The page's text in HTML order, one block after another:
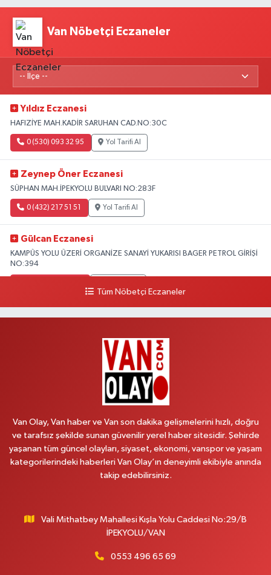
Van Nöbetçi Eczaneler
Yıldız Eczanesi
HAFIZİYE MAH.KADİR SARUHAN CAD.NO:30C
0 (530) 093 32 95 Yol Tarifi Al
Zeynep Öner Eczanesi
SÜPHAN MAH.İPEKYOLU BULVARI NO:283F
0 (432) 217 51 51 Yol Tarifi Al
Gülcan Eczanesi
KAMPÜS YOLU ÜZERİ ORGANİZE SANAYİ YUKARISI BAGER PETROL GİRİŞİ
NO:394
HEKİM HASTANESİ ACİL KARŞISI
Yol Tarifi Al
MAHMUDİYE MAH.ATATÜRK CAD.NO:17B
0 (531) 621 69 65 Yol Tarifi Al
Onay Eczanesi
Yenı Derman Eczanesi
Akdamar Hastanesi Acil yanı. İpekyolu. Hatuniye mahallesi terzioğlu, Eski
Tüm Nöbetçi Eczaneler
Van Olay, Van haber ve Van son dakika gelişmelerini hızlı, doğru
ve tarafsız şekilde sunan güvenilir yerel haber sitesidir. Şehirde
yaşanan tüm güncel olayları, siyaset, ekonomi, vanspor ve yaşam
kategorilerindeki haberleri Van Olay’ın deneyimli ekibiyle anında
takip edebilirsiniz.
Vali Mithatbey Mahallesi Kışla Yolu Caddesi No:29/B
İPEKYOLU/VAN
0553 496 65 69